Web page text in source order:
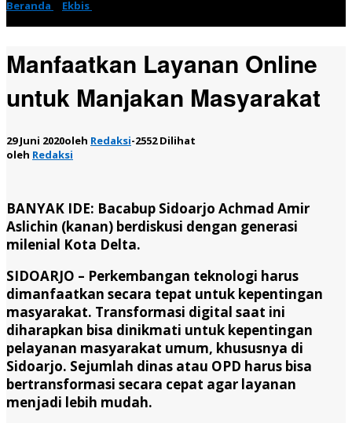
Beranda Ekbis
Manfaatkan Layanan Online
untuk Manjakan Masyarakat
29 Juni 2020oleh Redaksi-2552 Dilihat
oleh Redaksi
BANYAK IDE: Bacabup Sidoarjo Achmad Amir
Aslichin (kanan) berdiskusi dengan generasi
milenial Kota Delta.
SIDOARJO – Perkembangan teknologi harus
dimanfaatkan secara tepat untuk kepentingan
masyarakat. Transformasi digital saat ini
diharapkan bisa dinikmati untuk kepentingan
pelayanan masyarakat umum, khususnya di
Sidoarjo. Sejumlah dinas atau OPD harus bisa
bertransformasi secara cepat agar layanan
menjadi lebih mudah.